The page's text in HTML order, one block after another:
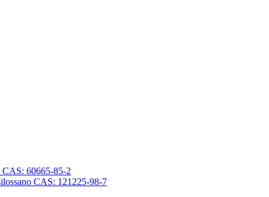
CAS: 60665-85-2
CAS: 121225-98-7